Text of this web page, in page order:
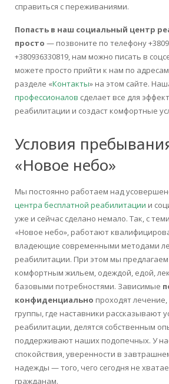
справиться с переживаниями.
Попасть в наш социальный центр
просто — позвоните по телефону
+380936330819, нам можно писать в
можете просто прийти к нам по
разделе «Контакты» на этом сайте.
профессионалов сделает все для
реабилитации и создаст комфортные
Условия
«Новое небо»
Мы постоянно работаем над
центра бесплатной реабилитации и
уже и сейчас сделано немало. Так, с
«Новое небо», работают
владеющие современными методами
реабилитации. При этом мы
комфортным жильем, одеждой, едой,
базовыми потребностями. Зависимые
конфиденциально проходят
группы, где наставники рассказывают
реабилитации, делятся собственным
поддерживают наших подопечных. У
спокойствия, уверенности в
надежды — того, чего сегодня не
гражданам.